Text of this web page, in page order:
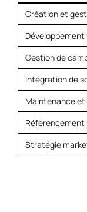
Création et
Gestion de
Intégration de
Maintenance
Référencement
Stratégie